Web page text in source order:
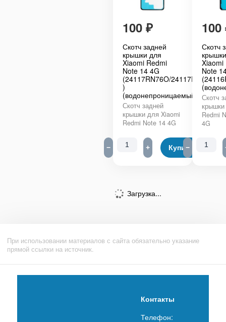
100 ₽
Скотч задней
крышки для
Xiaomi Redmi
Note 14 4G
(24117RN76O/24117RN76G
)
(водонепроницаемый)
Скотч задней
крышки для Xiaomi
Redmi Note 14 4G
− + Купить
100
Скотч
Xiaomi
Note
Скотч
Redmi
4G
−
Загрузка...
При использовании материалов с сайта обязательно указание
прямой ссылки на источник.
Контакты
Телефон: